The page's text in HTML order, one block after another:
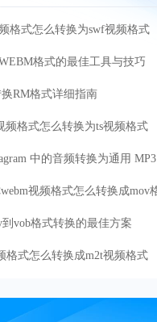
格式怎么转换为swf视频格式
格式的最佳工具与技巧
RM格式详细指南
频格式怎么转换为ts视频格式
中的音频转换为通用
视频格式怎么转换成mov
vob格式转换的最佳方案
格式怎么转换成m2t视频格式